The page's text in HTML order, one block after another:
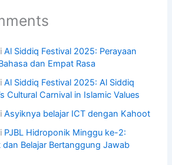
Al Siddiq Festival 2025: Perayaan
dan Empat Rasa
Al Siddiq Festival 2025: Al Siddiq
Cultural Carnival in Islamic Values
Asyiknya belajar ICT dengan Kahoot
PJBL Hidroponik Minggu ke-2:
Belajar Bertanggung Jawab